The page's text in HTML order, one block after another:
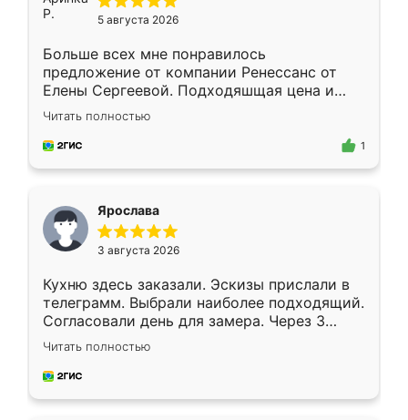
5 августа 2026
Больше всех мне понравилось
предложение от компании Ренессанс от
Елены Сергеевой. Подходяшщая цена и
короткие сроки изготовления. Приехавший
для замера сотрудник Владислав
предложил по моему эскизу самый
Читать полностью
1
Ярослава
3 августа 2026
Кухню здесь заказали. Эскизы прислали в
телеграмм. Выбрали наиболее подходящий.
Согласовали день для замера. Через 3
недели кухня была уже готова. Остались
довольны работой. Спасибо Ренессанс
мебель за качественную работу!
Читать полностью